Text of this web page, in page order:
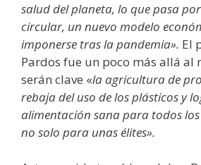
salud del planeta, lo que pasa
circular, un nuevo modelo
imponerse tras la pandemia». El
Pardos fue un poco más allá al
serán clave «la agricultura de
rebaja del uso de los plásticos y
alimentación sana para todos
no solo para unas élites».